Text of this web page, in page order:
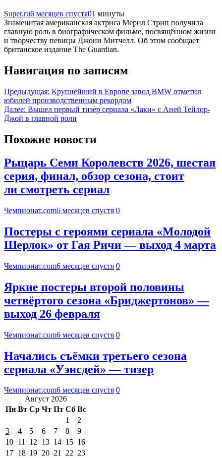
Super.ru6 месяцев спустя01 минуты
Знаменитая американская актриса Мерил Стрип получила
главную роль в биографическом фильме, посвящённом жизни
и творчеству певицы Джони Митчелл. Об этом сообщает
британское издание The Guardian.
Навигация по записям
Предыдущая: Крупнейший в Европе завод BMW отметил
юбилей производственным рекордом
Далее: Вышел первый тизер сериала «Лаки» с Аней Тейлор-
Джой в главной роли
Похожие новости
Рыцарь Семи Королевств 2026, шестая
серия, финал, обзор сезона, стоит
ли смотреть сериал
Чемпионат.com6 месяцев спустя 0
Постеры с героями сериала «Молодой
Шерлок» от Гая Ричи — выход 4 марта
Чемпионат.com6 месяцев спустя 0
Яркие постеры второй половины
четвёртого сезона «Бриджертонов» —
выход 26 февраля
Чемпионат.com6 месяцев спустя 0
Начались съёмки третьего сезона
сериала «Уэнсдей» — тизер
Чемпионат.com6 месяцев спустя 0
Август 2026
Пн Вт Ср Чт Пт Сб Вс
1
2
3
4 5 6 7 8
9
10 11 12 13 14 15 16
17 18 19 20 21 22 23